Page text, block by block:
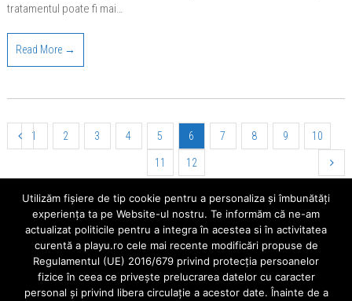
tratamentul poate fi mai…
Read More →
1 2 3 4 5 6 7 8 9 10
11 12
Cauta
Ultimele Articole
Utilizăm fişiere de tip cookie pentru a personaliza și îmbunătăți
experiența ta pe Website-ul nostru. Te informăm că ne-am
actualizat politicile pentru a integra în acestea si în activitatea
curentă a playu.ro cele mai recente modificări propuse de
Regulamentul (UE) 2016/679 privind protecția persoanelor
fizice în ceea ce privește prelucrarea datelor cu caracter
personal și privind libera circulație a acestor date. Înainte de a